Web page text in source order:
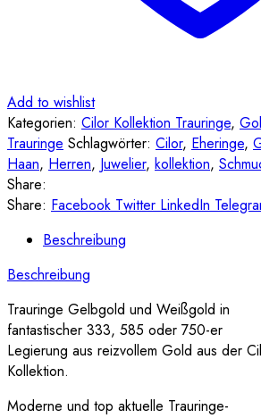
Add to wishlist
Kategorien: Cilor Kollektion Trauringe,
Trauringe Schlagwörter: Cilor, Eheringe,
Haan, Herren, Juwelier, kollektion,
Share:
Share: Facebook Twitter LinkedIn
Beschreibung
Beschreibung
Trauringe Gelbgold und Weißgold in
fantastischer 333, 585 oder 750-er
Legierung aus reizvollem Gold aus der
Kollektion.
Moderne und top aktuelle Trauringe-